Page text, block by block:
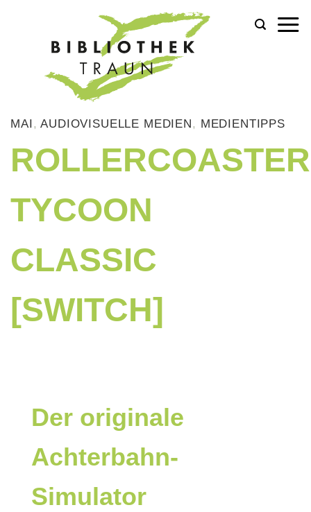
MAI,AUDIOVISUELLE MEDIEN, MEDIENTIPPS
ROLLERCOASTER
TYCOON
CLASSIC
[SWITCH]
Der originale
Achterbahn-
Simulator